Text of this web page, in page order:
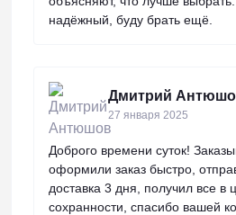
надёжный, буду брать ещё.
Дмитрий
27 января 2025
Доброго времени суток!
оформили заказ быстро,
доставка 3 дня, получил все в
сохранности, спасибо вашей